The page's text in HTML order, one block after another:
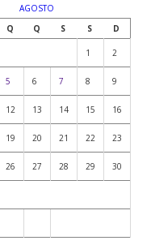
AGOSTO
Q Q S S D
1 2
5 6 7 8 9
12 13 14 15 16
19 20 21 22 23
26 27 28 29 30